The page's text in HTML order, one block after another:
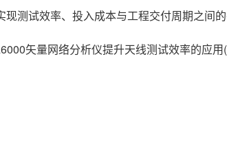
测试效率、投入成本与工程交付周期之间的